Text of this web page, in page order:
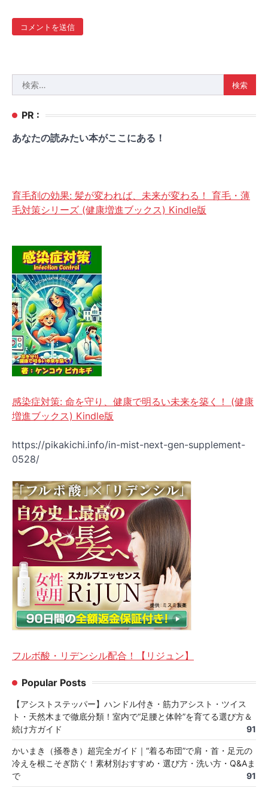
索:
PR :
あなたの読みたい本がここにある！
育毛剤の効果: 髪が変われば、未来が変わる！ 育毛・薄
毛対策シリーズ (健康増進ブックス) Kindle版
感染症対策: 命を守り、健康で明るい未来を築く！ (健康
増進ブックス) Kindle版
https://pikakichi.info/in-mist-next-gen-supplement-
0528/
フルボ酸・リデンシル配合！【リジュン】
Popular Posts
【アシストステッパー】ハンドル付き・筋力アシスト・ツイス
ト・天然木まで徹底分類！室内で“足腰と体幹”を育てる選び方＆
続け方ガイド
91
かいまき（掻巻き）超完全ガイド｜“着る布団”で肩・首・足元の
冷えを根こそぎ防ぐ！素材別おすすめ・選び方・洗い方・Q&Aま
で
91